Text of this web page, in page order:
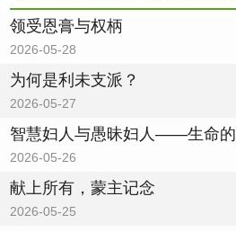
领受恩膏与权柄
2026-05-28
为何是利未支派？
2026-05-27
智慧妇人与愚昧妇人——生命
2026-05-26
献上所有，蒙主记念
2026-05-25